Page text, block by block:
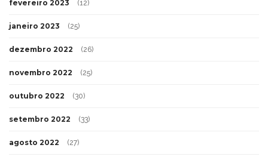
fevereiro 2023 (12)
janeiro 2023 (25)
dezembro 2022 (26)
novembro 2022 (25)
outubro 2022 (30)
setembro 2022 (33)
agosto 2022 (27)